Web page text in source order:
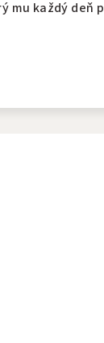
mu každý deň